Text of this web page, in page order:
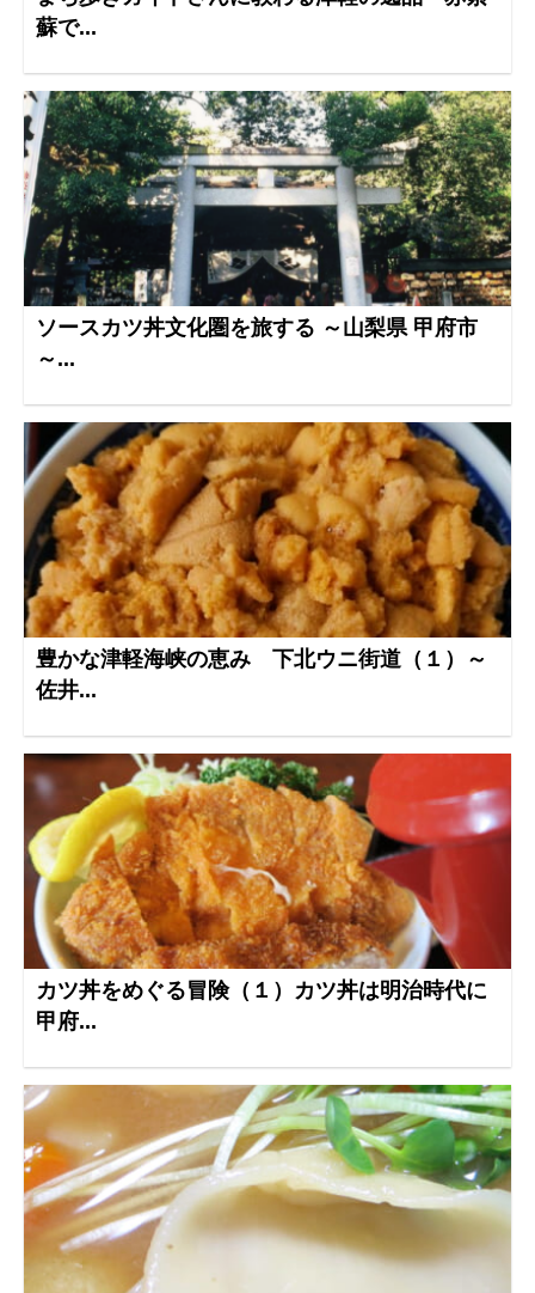
蘇で...
ソースカツ丼文化圏を旅する ～山梨県 甲府市
～...
豊かな津軽海峡の恵み 下北ウニ街道（１）～
佐井...
カツ丼をめぐる冒険（１）カツ丼は明治時代に
甲府...